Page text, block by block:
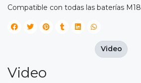
Compatible con todas las baterías M18
Video
Video